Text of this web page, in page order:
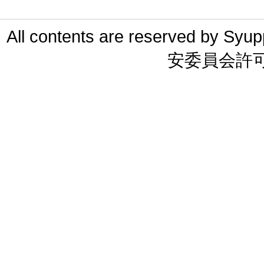
All contents are reserved by
安委員会許